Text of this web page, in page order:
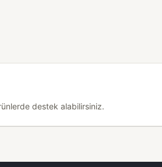
destek alabilirsiniz.